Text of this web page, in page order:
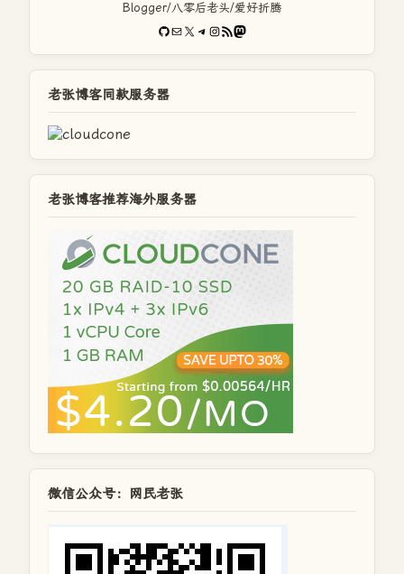
Blogger/八零后老头/爱好折腾
GitHub
电子邮件X Telegram
Instagram
RSS FeedMastodon
老张博客同款服务器
老张博客推荐海外服务器
微信公众号：网民老张